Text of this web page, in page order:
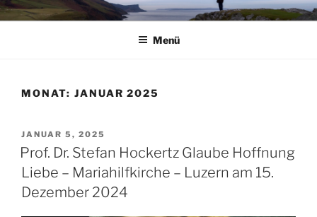
Zum
InhaltRUHE – KRAFT – STÄRKE
Ruhe – Kraft – Stärke
Menü
MONAT: JANUAR 2025
VERÖFFENTLICHT
AM
JANUAR 5, 2025
Prof. Dr. Stefan Hockertz Glaube Hoffnung
Liebe – Mariahilfkirche – Luzern am 15.
Dezember 2024